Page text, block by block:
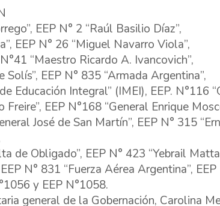
EEP N° 2 “Raúl Basilio Díaz”,
EEP N° 26 “Miguel Navarro Viola”,
“Maestro Ricardo A. Ivancovich”,
EEP N° 835 “Armada Argentina”,
Educación Integral” (IMEI), EEP. N°116
EEP N°168 “General Enrique
José de San Martín”, EEP N° 315
de Obligado”, EEP N° 423 “Yebrail
N° 831 “Fuerza Aérea Argentina”,
y EEP N°1058.
general de la Gobernación, Carolina